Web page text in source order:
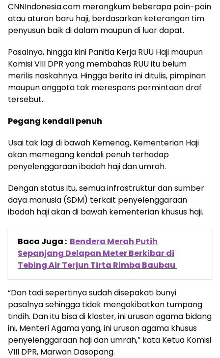
CNNIndonesia.com merangkum beberapa poin-poin
atau aturan baru haji, berdasarkan keterangan tim
penyusun baik di dalam maupun di luar dapat.
Pasalnya, hingga kini Panitia Kerja RUU Haji maupun
Komisi VIII DPR yang membahas RUU itu belum
merilis naskahnya. Hingga berita ini ditulis, pimpinan
maupun anggota tak merespons permintaan draf
tersebut.
Pegang kendali penuh
Usai tak lagi di bawah Kemenag, Kementerian Haji
akan memegang kendali penuh terhadap
penyelenggaraan ibadah haji dan umrah.
Dengan status itu, semua infrastruktur dan sumber
daya manusia (SDM) terkait penyelenggaraan
ibadah haji akan di bawah kementerian khusus haji.
Baca Juga : Bendera Merah Putih
Sepanjang Delapan Meter Berkibar di
Tebing Air Terjun Tirta Rimba Baubau
“Dan tadi sepertinya sudah disepakati bunyi
pasalnya sehingga tidak mengakibatkan tumpang
tindih. Dan itu bisa di klaster, ini urusan agama bidang
ini, Menteri Agama yang, ini urusan agama khusus
penyelenggaraan haji dan umrah,” kata Ketua Komisi
VIII DPR, Marwan Dasopang.